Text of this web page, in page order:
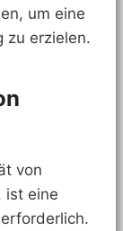
um eine
zu erzielen.
von
ist eine